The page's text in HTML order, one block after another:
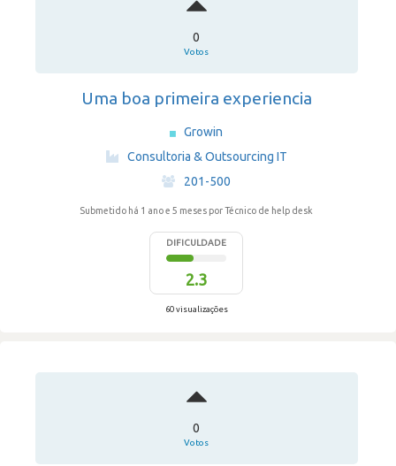
0
Votos
Uma boa primeira experiencia
Growin
·
Consultoria & Outsourcing IT
·
201-500
Submetido há 1 ano e 5 meses por Técnico de help desk
DIFICULDADE
2.3
60 visualizações
0
Votos